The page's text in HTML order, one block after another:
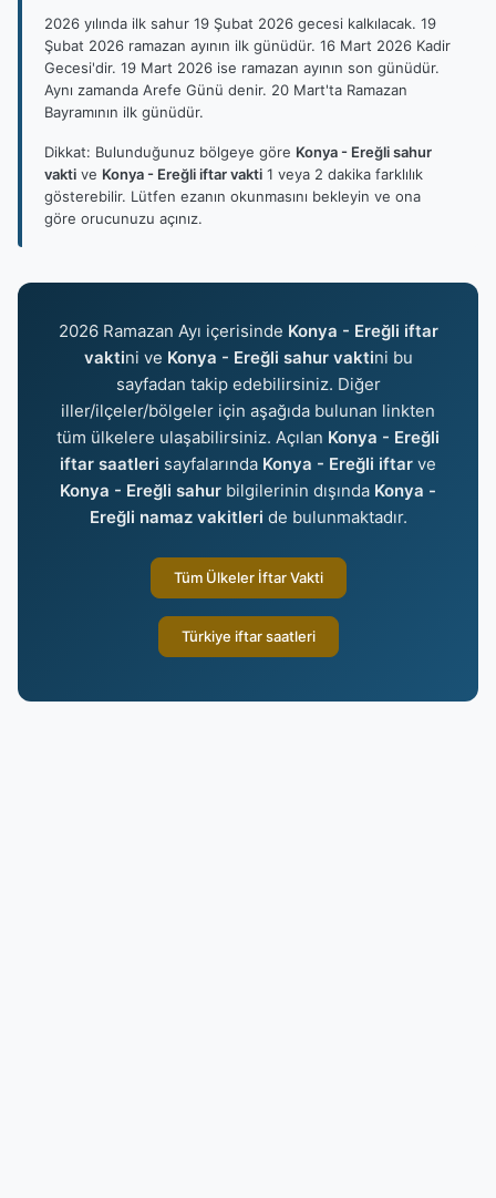
2026 yılında ilk sahur 19 Şubat 2026 gecesi kalkılacak. 19
Şubat 2026 ramazan ayının ilk günüdür. 16 Mart 2026 Kadir
Gecesi'dir. 19 Mart 2026 ise ramazan ayının son günüdür.
Aynı zamanda Arefe Günü denir. 20 Mart'ta Ramazan
Bayramının ilk günüdür.
Dikkat: Bulunduğunuz bölgeye göre Konya - Ereğli sahur
vakti ve Konya - Ereğli iftar vakti 1 veya 2 dakika farklılık
gösterebilir. Lütfen ezanın okunmasını bekleyin ve ona
göre orucunuzu açınız.
2026 Ramazan Ayı içerisinde Konya - Ereğli iftar
vaktini ve Konya - Ereğli sahur vaktini bu
sayfadan takip edebilirsiniz. Diğer
iller/ilçeler/bölgeler için aşağıda bulunan linkten
tüm ülkelere ulaşabilirsiniz. Açılan Konya - Ereğli
iftar saatleri sayfalarında Konya - Ereğli iftar ve
Konya - Ereğli sahur bilgilerinin dışında Konya -
Ereğli namaz vakitleri de bulunmaktadır.
Tüm Ülkeler İftar Vakti
Türkiye iftar saatleri